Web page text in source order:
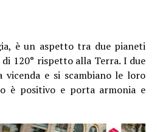
è un aspetto tra due pianeti
120° rispetto alla Terra. I due
vicenda e si scambiano le loro
è positivo e porta armonia e